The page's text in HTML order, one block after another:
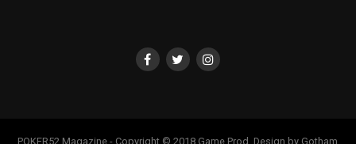
POKER52 Magazine - Copyright © 2018 Game Prod. Design by Gotham